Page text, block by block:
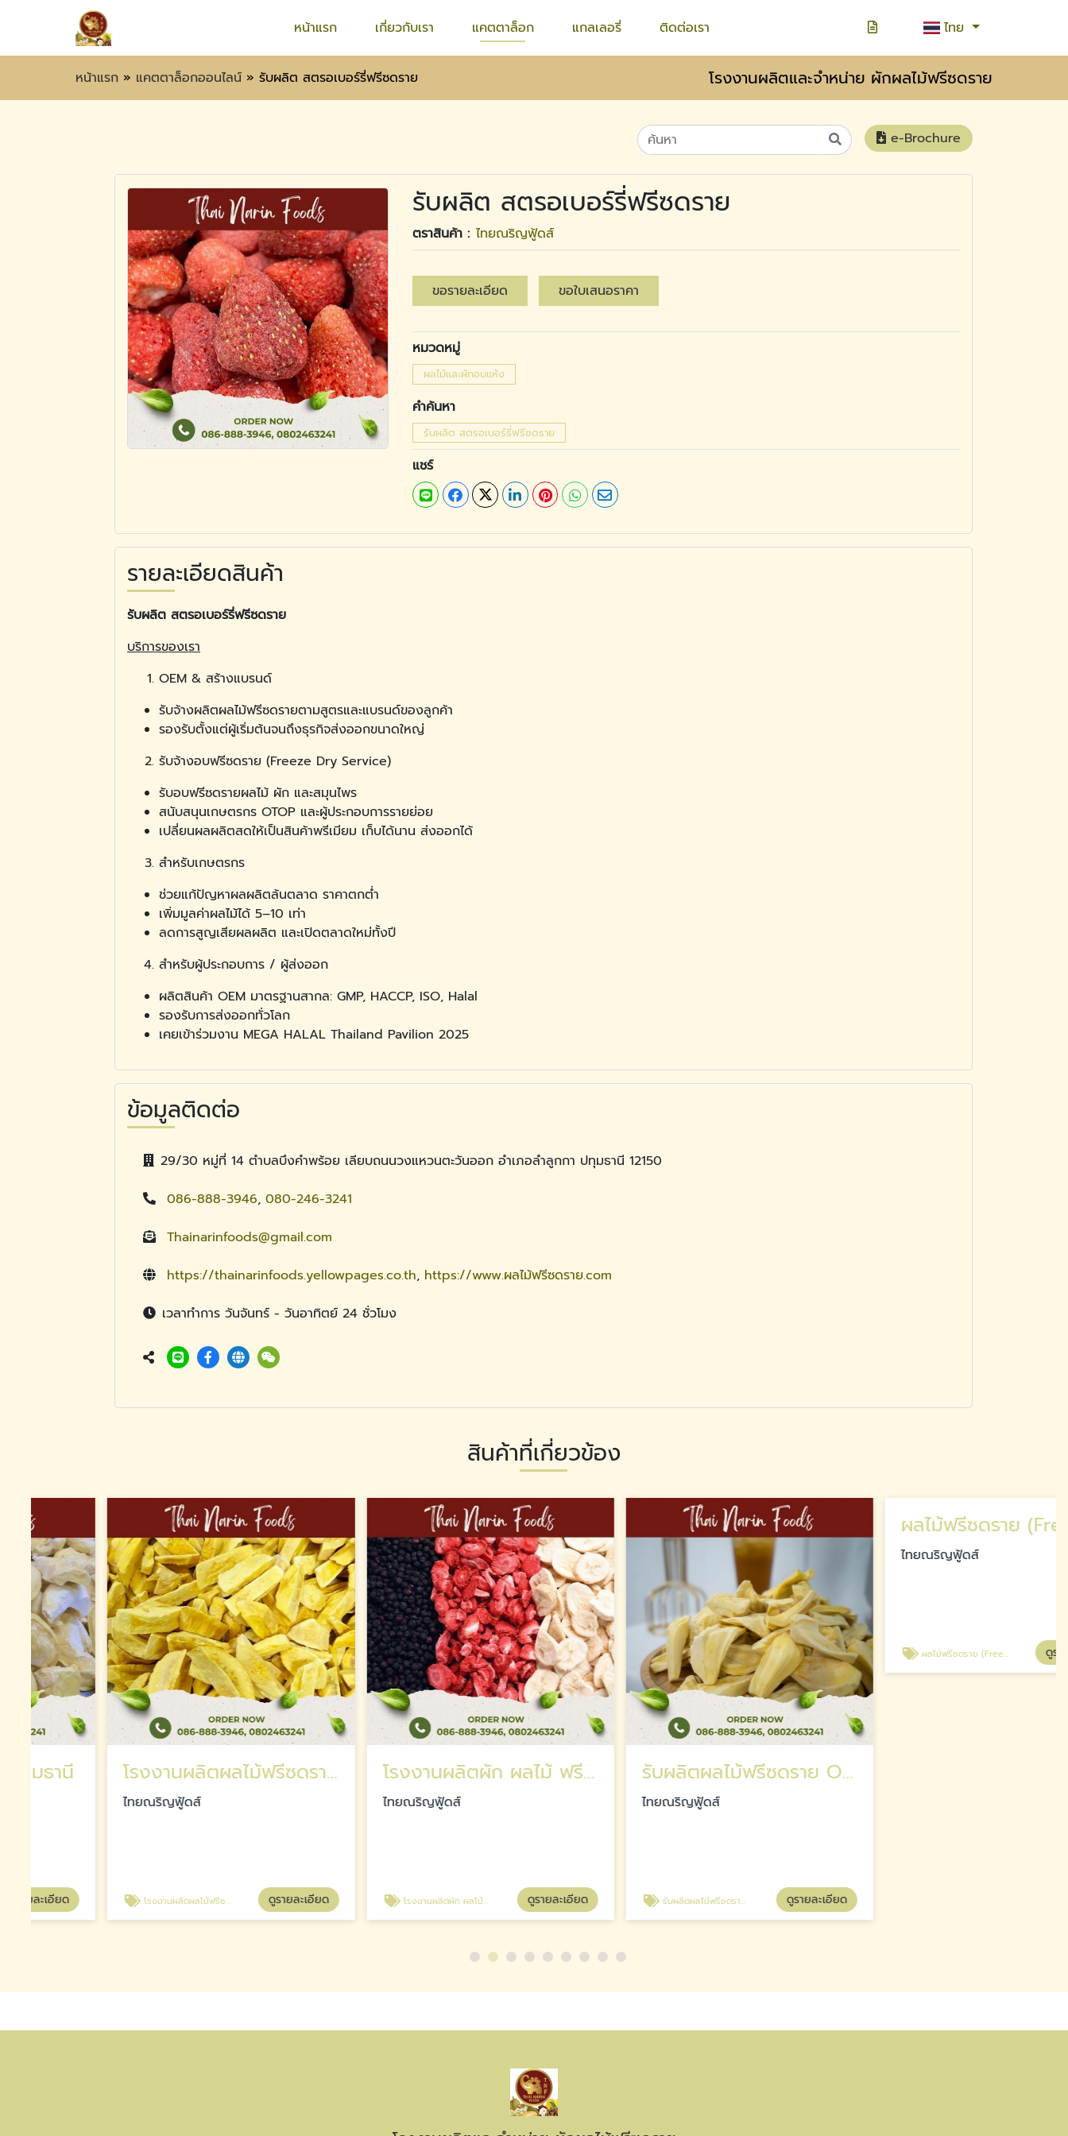
หน้าแรก เกี่ยวกับเรา แคตตาล็อก แกลเลอรี่ ติดต่อเรา ไทย
หน้าแรก » แคตตาล็อกออนไลน์ » รับผลิต สตรอเบอร์รี่ฟรีซดราย โรงงานผลิตและจำหน่าย ผักผลไม้ฟรีซดราย
e-Brochure
รับผลิต สตรอเบอร์รี่ฟรีซดราย
ตราสินค้า : ไทยณริญฟู้ดส์
ขอรายละเอียด ขอใบเสนอราคา
หมวดหมู่
ผลไม้และผักอบแห้ง
คำค้นหา
รับผลิต สตรอเบอร์รี่ฟรีซดราย
แชร์
รายละเอียดสินค้า
รับผลิต สตรอเบอร์รี่ฟรีซดราย
บริการของเรา
OEM & สร้างแบรนด์
รับจ้างผลิตผลไม้ฟรีซดรายตามสูตรและแบรนด์ของลูกค้า
รองรับตั้งแต่ผู้เริ่มต้นจนถึงธุรกิจส่งออกขนาดใหญ่
รับจ้างอบฟรีซดราย (Freeze Dry Service)
รับอบฟรีซดรายผลไม้ ผัก และสมุนไพร
สนับสนุนเกษตรกร OTOP และผู้ประกอบการรายย่อย
เปลี่ยนผลผลิตสดให้เป็นสินค้าพรีเมียม เก็บได้นาน ส่งออกได้
สำหรับเกษตรกร
ช่วยแก้ปัญหาผลผลิตล้นตลาด ราคาตกต่ำ
เพิ่มมูลค่าผลไม้ได้ 5–10 เท่า
ลดการสูญเสียผลผลิต และเปิดตลาดใหม่ทั้งปี
สำหรับผู้ประกอบการ / ผู้ส่งออก
ผลิตสินค้า OEM มาตรฐานสากล: GMP, HACCP, ISO, Halal
รองรับการส่งออกทั่วโลก
เคยเข้าร่วมงาน MEGA HALAL Thailand Pavilion 2025
ข้อมูลติดต่อ
29/30 หมู่ที่ 14 ตำบลบึงคำพร้อย เลียบถนนวงแหวนตะวันออก อำเภอลำลูกกา ปทุมธานี 12150
086-888-3946, 080-246-3241
Thainarinfoods@gmail.com
https://thainarinfoods.yellowpages.co.th, https://www.ผลไม้ฟรีซดราย.com
เวลาทำการ วันจันทร์ - วันอาทิตย์ 24 ชั่วโมง
สินค้าที่เกี่ยวข้อง
โรงงานผลิตผลไม้ฟรีซดราย ส่งออก
ไทยณริญฟู้ดส์
โรงงานผลิตผลไม้ฟรีซดราย ส่งออก ดูรายละเอียด
โรงงานผลิตผัก ผลไม้ ฟรีซดราย
ไทยณริญฟู้ดส์
โรงงานผลิตผัก ผลไม้ ฟรีซดราย ดูรายละเอียด
รับผลิตผลไม้ฟรีซดราย OEM
ไทยณริญฟู้ดส์
รับผลิตผลไม้ฟรีซดราย OEM ดูรายละเอียด
ผลไม้ฟรีซดราย (Freeze Dried Fruits)
ไทยณริญฟู้ดส์
ผลไม้ฟรีซดราย (Freeze Dried Fruits) ดูรายละเอียด